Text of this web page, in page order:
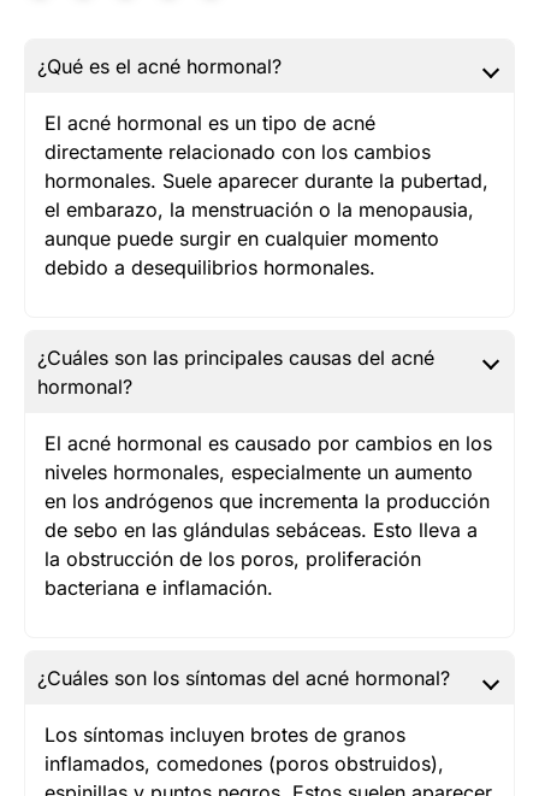
¿Qué es el acné hormonal?
El acné hormonal es un tipo de acné
directamente relacionado con los cambios
hormonales. Suele aparecer durante la pubertad,
el embarazo, la menstruación o la menopausia,
aunque puede surgir en cualquier momento
debido a desequilibrios hormonales.
¿Cuáles son las principales causas del acné
hormonal?
El acné hormonal es causado por cambios en los
niveles hormonales, especialmente un aumento
en los andrógenos que incrementa la producción
de sebo en las glándulas sebáceas. Esto lleva a
la obstrucción de los poros, proliferación
bacteriana e inflamación.
¿Cuáles son los síntomas del acné hormonal?
Los síntomas incluyen brotes de granos
inflamados, comedones (poros obstruidos),